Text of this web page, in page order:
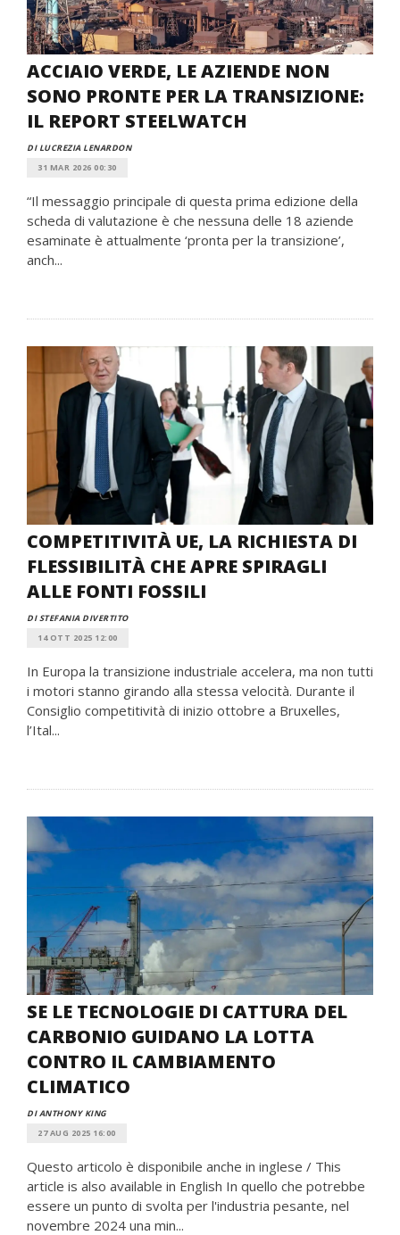
ACCIAIO VERDE, LE AZIENDE NON
SONO PRONTE PER LA TRANSIZIONE:
IL REPORT STEELWATCH
DI LUCREZIA LENARDON
31 MAR 2026 00:30
“Il messaggio principale di questa prima edizione della
scheda di valutazione è che nessuna delle 18 aziende
esaminate è attualmente ‘pronta per la transizione’,
anch...
COMPETITIVITÀ UE, LA RICHIESTA DI
FLESSIBILITÀ CHE APRE SPIRAGLI
ALLE FONTI FOSSILI
DI STEFANIA DIVERTITO
14 OTT 2025 12:00
In Europa la transizione industriale accelera, ma non tutti
i motori stanno girando alla stessa velocità. Durante il
Consiglio competitività di inizio ottobre a Bruxelles,
l’Ital...
SE LE TECNOLOGIE DI CATTURA DEL
CARBONIO GUIDANO LA LOTTA
CONTRO IL CAMBIAMENTO
CLIMATICO
DI ANTHONY KING
27 AUG 2025 16:00
Questo articolo è disponibile anche in inglese / This
article is also available in English In quello che potrebbe
essere un punto di svolta per l'industria pesante, nel
novembre 2024 una min...